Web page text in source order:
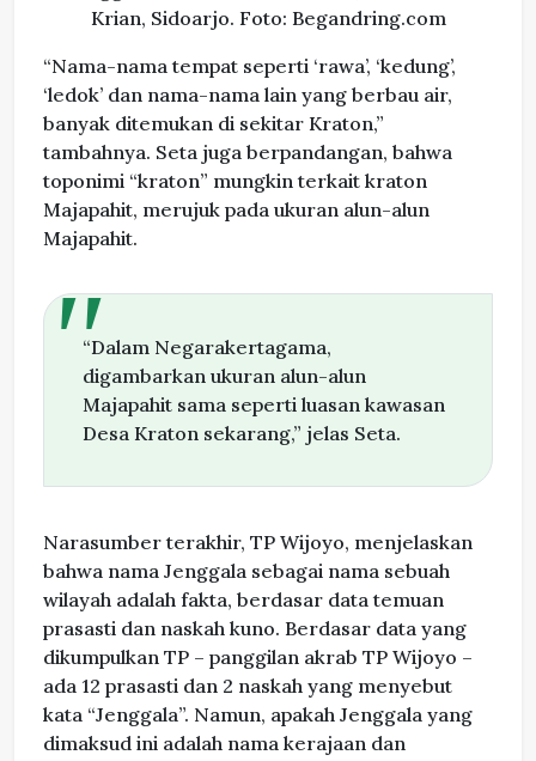
Krian, Sidoarjo. Foto: Begandring.com
“Nama-nama tempat seperti ‘rawa’, ‘kedung’,
‘ledok’ dan nama-nama lain yang berbau air,
banyak ditemukan di sekitar Kraton,”
tambahnya. Seta juga berpandangan, bahwa
toponimi “kraton” mungkin terkait kraton
Majapahit, merujuk pada ukuran alun-alun
Majapahit.
“Dalam Negarakertagama,
digambarkan ukuran alun-alun
Majapahit sama seperti luasan kawasan
Desa Kraton sekarang,” jelas Seta.
Narasumber terakhir, TP Wijoyo, menjelaskan
bahwa nama Jenggala sebagai nama sebuah
wilayah adalah fakta, berdasar data temuan
prasasti dan naskah kuno. Berdasar data yang
dikumpulkan TP – panggilan akrab TP Wijoyo –
ada 12 prasasti dan 2 naskah yang menyebut
kata “Jenggala”. Namun, apakah Jenggala yang
dimaksud ini adalah nama kerajaan dan